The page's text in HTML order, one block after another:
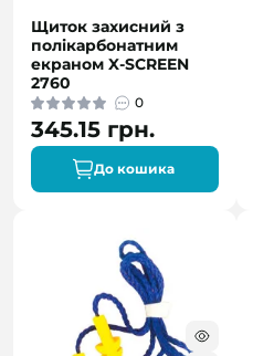
Щиток захисний з
полікарбонатним
екраном X-SCREEN
2760
0
345.15 грн.
До кошика